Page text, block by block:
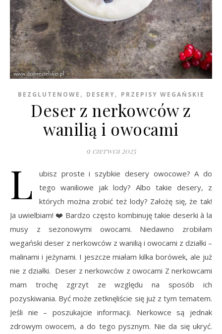
BEZGLUTENOWE , DESERY, PRZEPISY WEGAŃSKIE
Deser z nerkowców z
wanilią i owocami
9 czerwca 2025
L
ubisz proste i szybkie desery owocowe? A do
tego waniliowe jak lody? Albo takie desery, z
których można zrobić też lody? Założę się, że tak!
Ja uwielbiam! ❤️ Bardzo często kombinuję takie deserki à la
musy z sezonowymi owocami. Niedawno zrobiłam
wegański deser z nerkowców z wanilią i owocami z działki –
malinami i jeżynami. I jeszcze miałam kilka borówek, ale już
nie z działki. Deser z nerkowców z owocami Z nerkowcami
mam trochę zgrzyt ze względu na sposób ich
pozyskiwania. Być może zetknęliście się już z tym tematem.
Jeśli nie – poszukajcie informacji. Nerkowce są jednak
zdrowym owocem, a do tego pysznym. Nie da się ukryć.